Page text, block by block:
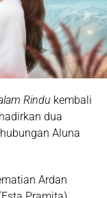
Rindu kembali
dua
Aluna
Ardan